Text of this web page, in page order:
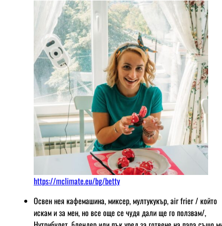
https://mclimate.eu/bg/betty
Освен нея кафемашина, миксер, мултукукър, air frier / който
искам и за мен, но все още се чудя дали ще го ползвам/,